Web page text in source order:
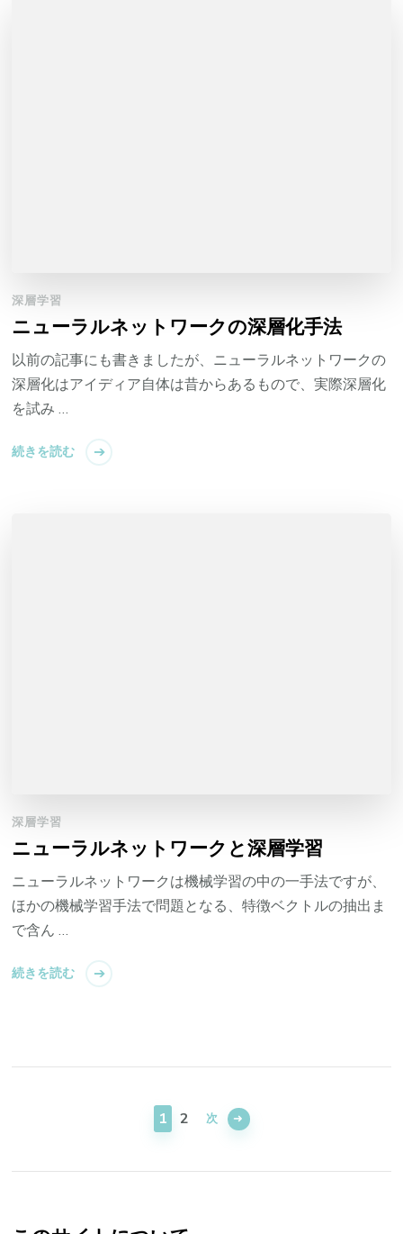
深層学習
ニューラルネットワークの深層化手法
以前の記事にも書きましたが、ニューラルネットワークの
深層化はアイディア自体は昔からあるもので、実際深層化
を試み …
続きを読む
深層学習
ニューラルネットワークと深層学習
ニューラルネットワークは機械学習の中の一手法ですが、
ほかの機械学習手法で問題となる、特徴ベクトルの抽出ま
で含ん …
続きを読む
ビ
ゲ
固
ペ
ジ
1
固
ペ
ジ
2 次